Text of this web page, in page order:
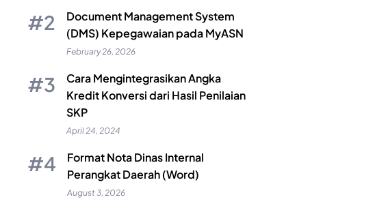
Document Management System
(DMS) Kepegawaian pada MyASN
February 26, 2026
Cara Mengintegrasikan Angka
Kredit Konversi dari Hasil Penilaian
SKP
April 24, 2024
Format Nota Dinas Internal
Perangkat Daerah (Word)
August 3, 2026